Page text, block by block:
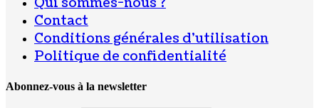
Contact
Conditions générales d’utilisation
Politique de confidentialité
Abonnez-vous à la newsletter